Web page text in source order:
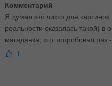
Комментарий
Я думал это чисто для картинок
реальности оказалась такой) в
магаданка, кто попробовал раз
1